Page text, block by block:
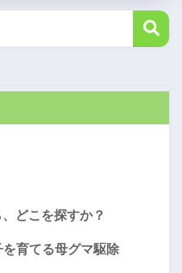
どこを探すか？
育てる母グマ駆除